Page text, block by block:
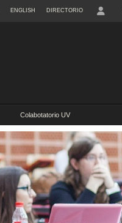
ENGLISH DIRECTORIO
Colabotatorio UV